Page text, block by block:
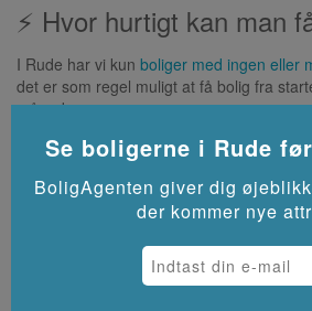
⚡ Hvor hurtigt kan man
I Rude har vi kun boliger med ingen eller
det er som regel muligt at få bolig fra
måneder.
Tak for at have hjulpet mig med, at
Se boligerne i Rude
BoligAgenten giver dig
der kommer nye